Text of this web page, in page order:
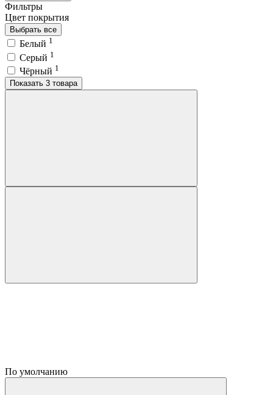
Фильтры
Цвет покрытия
Выбрать все
Белый 1
Серый 1
Чёрный 1
Показать 3 товара
По умолчанию